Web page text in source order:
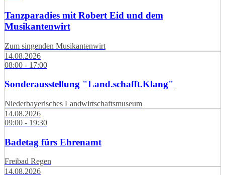
Tanzparadies mit Robert Eid und dem
Musikantenwirt
Zum singenden Musikantenwirt
14.08.2026
08:00 - 17:00
Sonderausstellung "Land.schafft.Klang"
Niederbayerisches Landwirtschaftsmuseum
14.08.2026
09:00 - 19:30
Badetag fürs Ehrenamt
Freibad Regen
14.08.2026